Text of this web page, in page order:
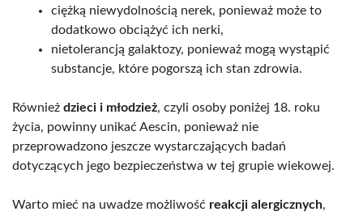
ciężką niewydolnością nerek, ponieważ może to
dodatkowo obciążyć ich nerki,
nietolerancją galaktozy, ponieważ mogą wystąpić
substancje, które pogorszą ich stan zdrowia.
Również dzieci i młodzież, czyli osoby poniżej 18. roku
życia, powinny unikać Aescin, ponieważ nie
przeprowadzono jeszcze wystarczających badań
dotyczących jego bezpieczeństwa w tej grupie wiekowej.
Warto mieć na uwadze możliwość reakcji alergicznych,